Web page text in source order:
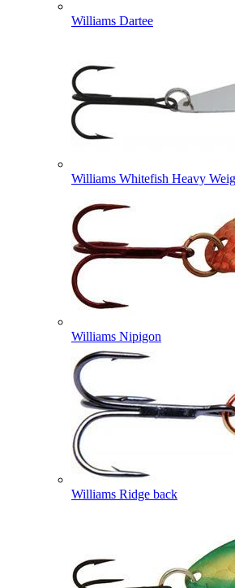
Williams Dartee
Williams Whitefish Heavy
Williams Nipigon
Williams Ridge back